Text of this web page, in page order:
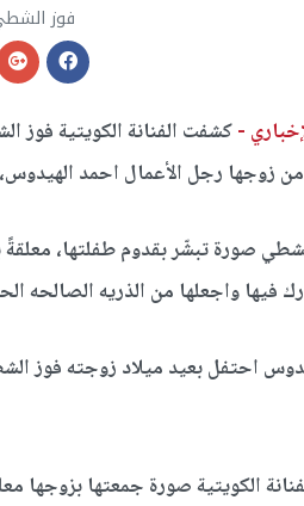
فوز
-كشفت الفنانة الكويتية
من زوجها رجل الأعمال احمد
صورة تبشّر بقدوم طفلتها، معلقةً
فيها واجعلها من الذريه الصالحه الحمدالله ٢٤
الكويتية صورة جمعتها بزوجها